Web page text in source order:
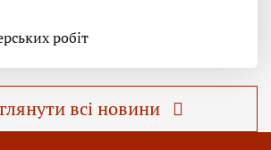
робіт
всі новини